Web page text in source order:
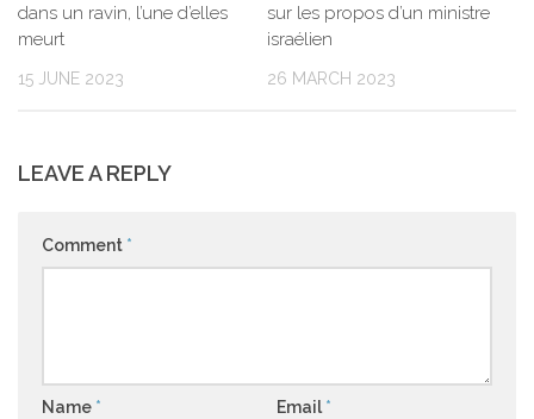
dans un ravin, l’une d’elles
meurt
15 JUNE 2023
sur les propos d’un ministre
israélien
26 MARCH 2023
LEAVE A REPLY
Comment *
Name * Email *